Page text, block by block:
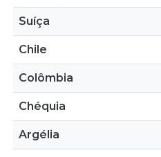
Suíça
Chile
Colômbia
Chéquia
Argélia